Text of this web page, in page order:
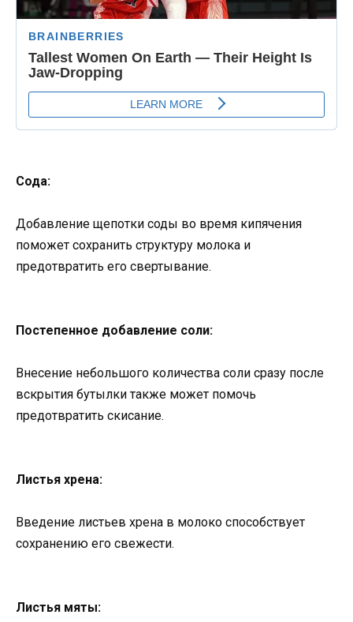
Сода:
Добавление щепотки соды во время кипячения
поможет сохранить структуру молока и
предотвратить его свертывание.
Постепенное добавление соли:
Внесение небольшого количества соли сразу после
вскрытия бутылки также может помочь
предотвратить скисание.
Листья хрена:
Введение листьев хрена в молоко способствует
сохранению его свежести.
Листья мяты: